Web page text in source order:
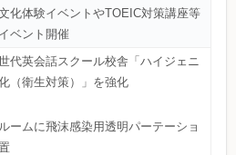
化体験イベントやTOEIC対策講座等
ベント開催
代英会話スクール校舎「ハイジェニ
（衛生対策）」を強化
ームに飛沫感染用透明パーテーショ